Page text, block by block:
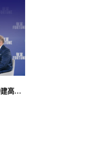
对话赛力斯康波：以ESG之道，构建高端智能汽车品牌全球竞争力